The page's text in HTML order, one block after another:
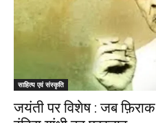
साहित्य एवं संस्कृति
जयंती पर विशेष : जब फ़िराक